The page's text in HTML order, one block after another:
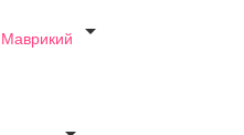
Маврикий
